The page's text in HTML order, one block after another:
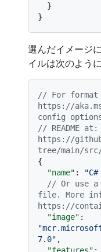
}
}
選んだイメージに
イルは次のよう
// For
https://
config
// README at:
https://
tree/main/
{
"name" :
// Or use a
file. More
https://
"image" :
7.0" ,